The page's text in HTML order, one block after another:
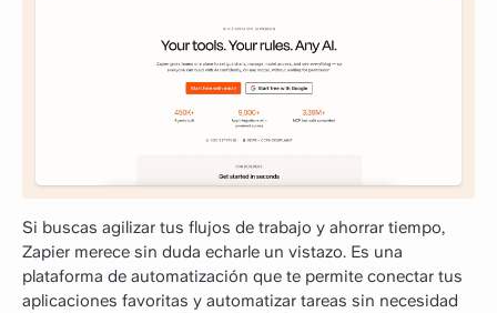
Si buscas agilizar tus flujos de trabajo y ahorrar tiempo,
Zapier merece sin duda echarle un vistazo. Es una
plataforma de automatización que te permite conectar tus
aplicaciones favoritas y automatizar tareas sin necesidad